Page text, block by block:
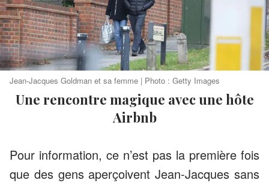
Jean-Jacques Goldman et sa femme | Photo : Getty Images
Une rencontre magique avec une hôte
Airbnb
Pour information, ce n’est pas la première fois
que des gens aperçoivent Jean-Jacques sans